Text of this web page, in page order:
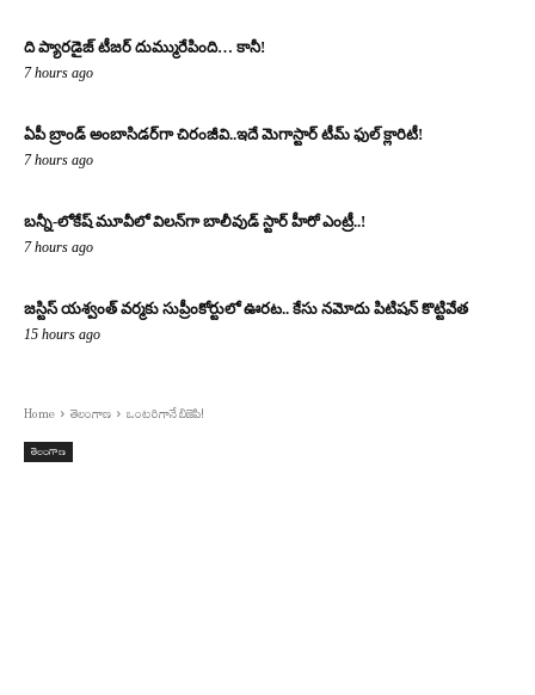
ది ప్యారడైజ్ టీజర్ దుమ్మురేపింది… కానీ!
7 hours ago
ఏపీ బ్రాండ్ అంబాసిడర్‌గా చిరంజీవి..ఇదే మెగాస్టార్ టీమ్ ఫుల్ క్లారిటీ!
7 hours ago
బన్నీ-లోకేష్ మూవీలో విలన్‌గా బాలీవుడ్ స్టార్ హీరో ఎంట్రీ..!
7 hours ago
జస్టిస్ యశ్వంత్ వర్మకు సుప్రీంకోర్టులో ఊరట.. కేసు నమోదు పిటిషన్ కొట్టివేత
15 hours ago